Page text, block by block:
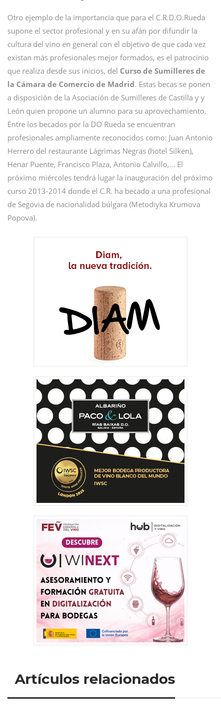
Otro ejemplo de la importancia que para el C.R.D.O.Rueda
supone el sector profesional y en su afán por difundir la
cultura del vino en general con el objetivo de que cada vez
existan más profesionales mejor formados, es el patrocinio
que realiza desde sus inicios, del Curso de Sumilleres de
la Cámara de Comercio de Madrid. Estas becas se ponen
a disposición de la Asociación de Sumilleres de Castilla y y
León quien propone un alumno para su aprovechamiento.
Entre los becados por la DO Rueda se encuentran
profesionales ampliamente reconocidos como: Juan Antonio
Herrero del restaurante Lágrimas Negras (hotel Silken),
Henar Puente, Francisco Plaza, Antonio Calvillo,… El
próximo miércoles tendrá lugar la inauguración del próximo
curso 2013-2014 donde el C.R. ha becado a una profesional
de Segovia de nacionalidad búlgara (Metodiyka Krumova
Popova).
Artículos relacionados